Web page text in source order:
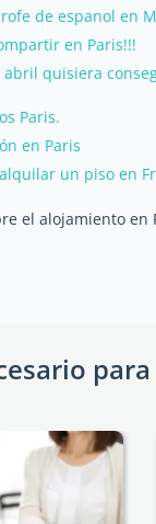
de espanol en
en Paris!!!
abril quisiera
Paris.
en Paris
un piso en
el alojamiento en